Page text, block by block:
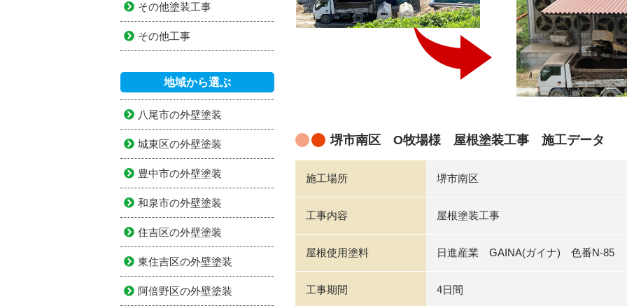
堺市南区 O牧場様 屋根塗装工事 施工データ
施工場所 堺市南区
工事内容 屋根塗装工事
屋根使用塗料 日進産業 GAINA(ガイナ) 色番N-85
工事期間 4日間
その他塗装工事
その他工事
地域から選ぶ
八尾市の外壁塗装
城東区の外壁塗装
豊中市の外壁塗装
和泉市の外壁塗装
住吉区の外壁塗装
東住吉区の外壁塗装
阿倍野区の外壁塗装